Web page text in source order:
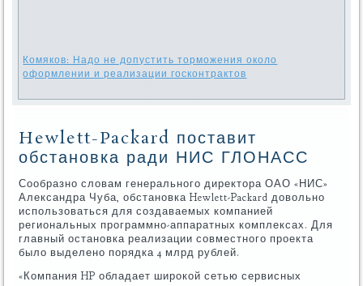
Комяков: Надо не допустить торможения около
оформлении и реализации госконтрактов
Hewlett-Packard поставит
обстановка ради НИС ГЛОНАСС
Сообразно словам генерального директора ОАО «НИС»
Александра Чуба, обстановка Hewlett-Packard довольно
использоваться для создаваемых компанией
региональных программно-аппаратных комплексах. Для
главный остановка реализации совместного проекта
было выделено порядка 4 млрд рублей.
«Компания HP обладает широкой сетью сервисных